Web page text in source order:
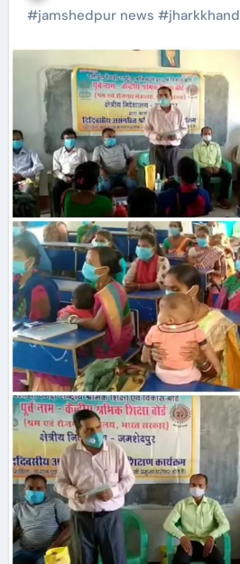
#jamshedpur news #jharkkhand